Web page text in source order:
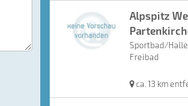
Alpspitz
Sportbad/
Freibad
ca. 13 km